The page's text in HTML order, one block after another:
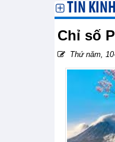
TIN
Chỉ số
Thứ năm,